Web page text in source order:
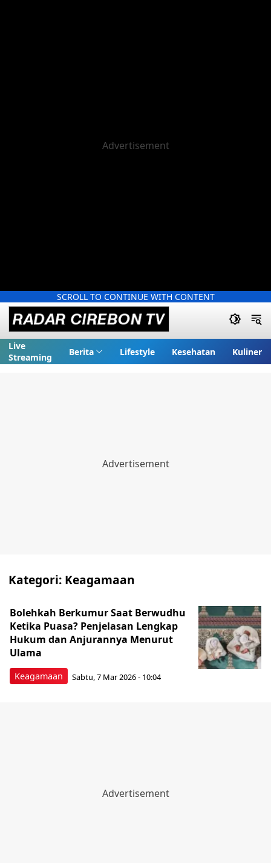
SCROLL TO CONTINUE WITH CONTENT
Live
Streaming
Berita Lifestyle Kesehatan Kuliner
Kategori: Keagamaan
Keagamaan
Bolehkah Berkumur Saat Berwudhu
Ketika Puasa? Penjelasan Lengkap
Hukum dan Anjurannya Menurut
Ulama
Sabtu, 7 Mar 2026 - 10:04